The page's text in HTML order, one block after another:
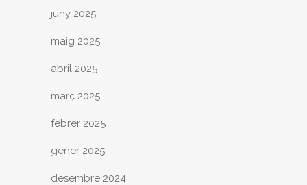
juny 2025
maig 2025
abril 2025
març 2025
febrer 2025
gener 2025
desembre 2024